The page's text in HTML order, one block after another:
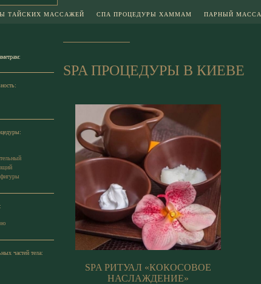
ТАЙСКИХ МАССАЖЕЙ СПА ПРОЦЕДУРЫ ХАММАМ ПАРНЫЙ
частей тела:
SPA ПРОЦЕДУРЫ В КИЕВЕ
SPA РИТУАЛ «КОКОСОВОЕ
НАСЛАЖДЕНИЕ»